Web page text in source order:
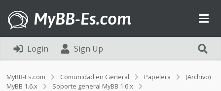
MyBB-Es.com
Login Sign Up
MyBB-Es.com Comunidad en General Papelera
(Archivo)
MyBB 1.6.x
Soporte general MyBB 1.6.x